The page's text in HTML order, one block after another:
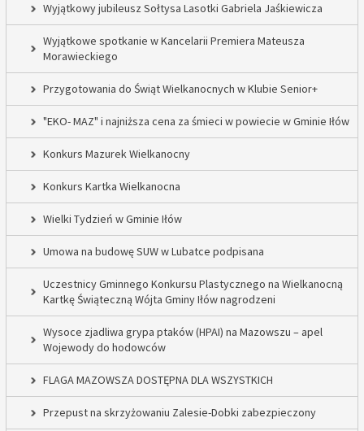
Wyjątkowy jubileusz Sołtysa Lasotki Gabriela Jaśkiewicza
Wyjątkowe spotkanie w Kancelarii Premiera Mateusza
Morawieckiego
Przygotowania do Świąt Wielkanocnych w Klubie Senior+
"EKO- MAZ" i najniższa cena za śmieci w powiecie w Gminie Iłów
Konkurs Mazurek Wielkanocny
Konkurs Kartka Wielkanocna
Wielki Tydzień w Gminie Iłów
Umowa na budowę SUW w Lubatce podpisana
Uczestnicy Gminnego Konkursu Plastycznego na Wielkanocną
Kartkę Świąteczną Wójta Gminy Iłów nagrodzeni
Wysoce zjadliwa grypa ptaków (HPAI) na Mazowszu – apel
Wojewody do hodowców
FLAGA MAZOWSZA DOSTĘPNA DLA WSZYSTKICH
Przepust na skrzyżowaniu Zalesie-Dobki zabezpieczony